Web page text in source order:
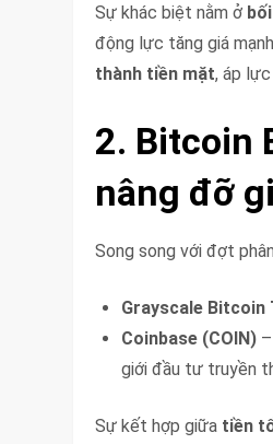
Sự khác biệt nằm ở
động lực tăng giá
thành tiền mặt, áp
2. Bitcoin
nâng đỡ
Song song với đợt
Grayscale Bitcoin
Coinbase (COIN)
giới đầu tư truyền
Sự kết hợp giữa tiền